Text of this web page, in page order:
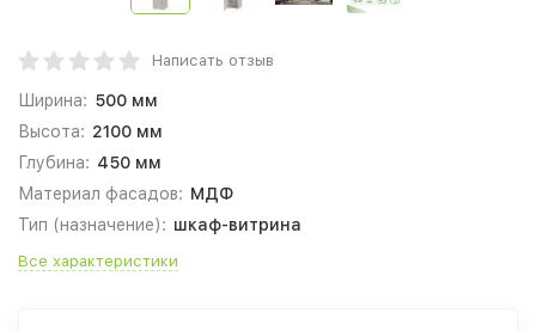
Написать отзыв
Ширина: 500 мм
Высота: 2100 мм
Глубина: 450 мм
Материал фасадов: МДФ
Тип (назначение): шкаф-витрина
Все характеристики